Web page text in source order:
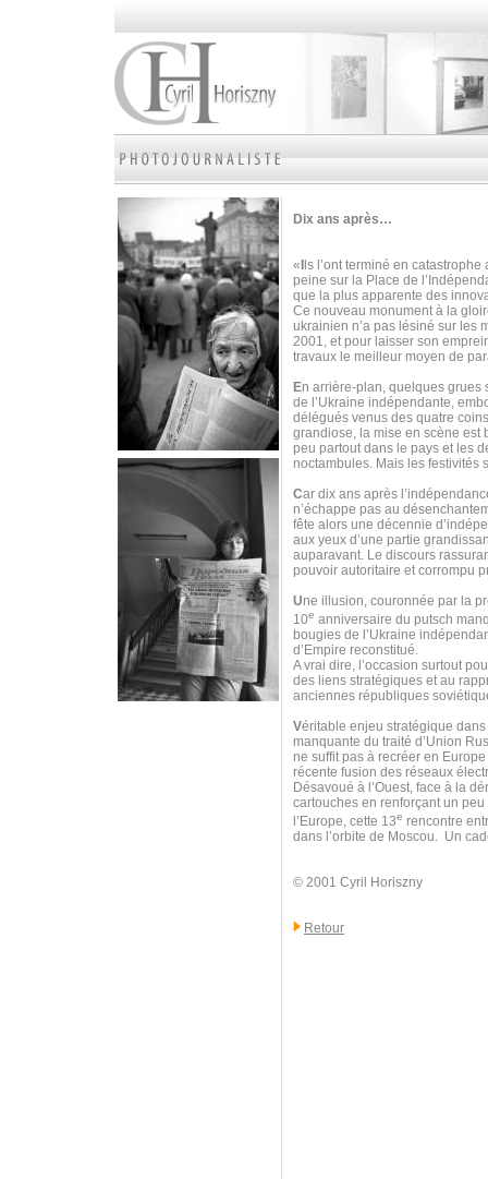
Dix ans après…
« ls l’ont terminé en
peine sur la Place de
que la plus apparente des
Ce nouveau monument à la
ukrainien n’a pas lésiné sur les
2001, et pour laisser son
travaux le meilleur moyen de
En arrière-plan, quelques grues
de l’Ukraine indépendante,
délégués venus des quatre
grandiose, la mise en scène est
peu partout dans le pays et les
noctambules. Mais les festivités
Car dix ans après
n’échappe pas au
fête alors une décennie
aux yeux d’une partie
auparavant. Le discours
pouvoir autoritaire et corrompu
Une illusion, couronnée par la
10e anniversaire du putsch
bougies de l’Ukraine
d’Empire reconstitué.
A vrai dire, l’occasion surtout
des liens stratégiques et au
anciennes républiques
Véritable enjeu stratégique
manquante du traité d’Union
ne suffit pas à recréer en
récente fusion des réseaux
Désavoué à l’Ouest, face à la
cartouches en renforçant un
l’Europe, cette 13e rencontre
dans l’orbite de Moscou. Un
© 2001 Cyril Horiszny
Retour